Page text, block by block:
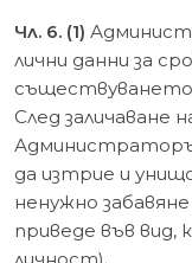
Чл. 6. (1)
лични данни за
съществуването
След заличаване
да изтрие и
ненужно
приведе във вид,